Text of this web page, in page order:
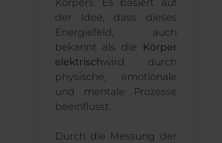
Körpers. Es basiert auf
der Idee, dass dieses
Energiefeld, auch
bekannt als die Körper
elektrischwird durch
physische, emotionale
und mentale Prozesse
beeinflusst.
Durch die Messung der